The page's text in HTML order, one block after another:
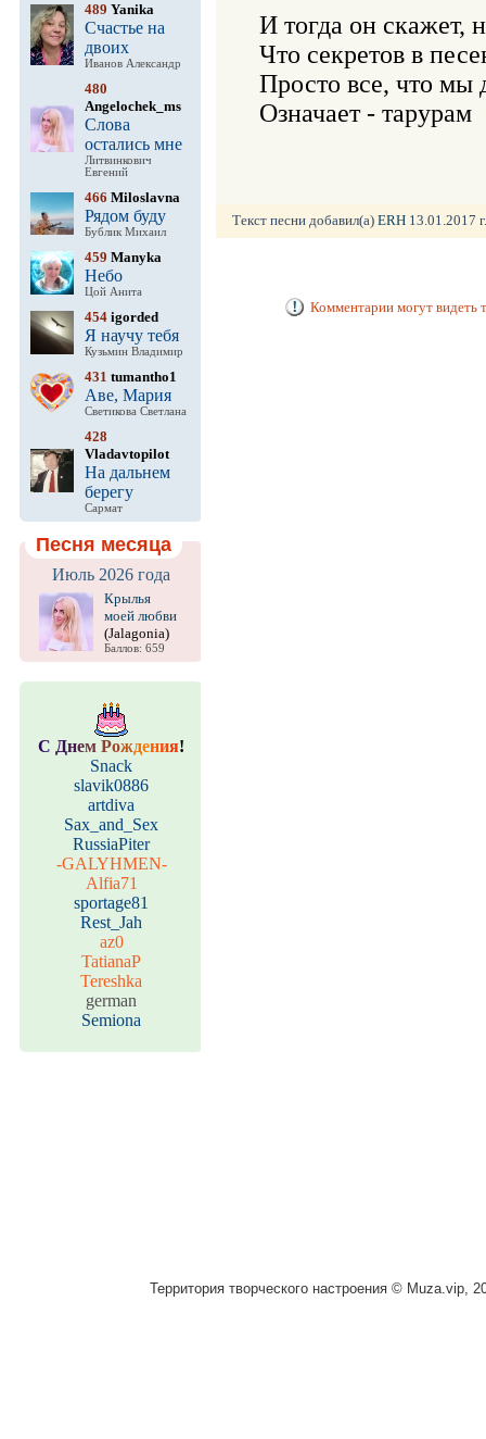
489 Yanika
Счастье на
двоих
Иванов Александр
480
Angelochek_ms
Слова
остались мне
Литвинкович
Евгений
466 Miloslavna
Рядом буду
Бублик Михаил
459 Manyka
Небо
Цой Анита
454 igorded
Я научу тебя
Кузьмин Владимир
431 tumantho1
Аве, Мария
Светикова Светлана
428
Vladavtopilot
На дальнем
берегу
Сармат
Песня месяца
Июль 2026 года
Крылья
моей любви
(Jalagonia)
Баллов: 659
С Днем Рождения!
Snack
slavik0886
artdiva
Sax_and_Sex
RussiaPiter
-GALYHMEN-
Alfia71
sportage81
Rest_Jah
az0
TatianaP
Tereshka
german
Semiona
И тогда он скажет,
Что секретов в
Просто все, что мы
Означает - тарурам
Текст песни добавил(а) ERH 13.01.2017 г.
Комментарии могут видеть
Территория творческого настроения © Muza.vip,